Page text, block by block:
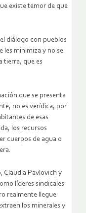
existe temor de que
diálogo con pueblos
les minimiza y no se
tierra, que es
que se presenta
no es verídica, por
de esas
los recursos
cuerpos de agua o
Claudia Pavlovich y
líderes sindicales
realmente llegue
los minerales y